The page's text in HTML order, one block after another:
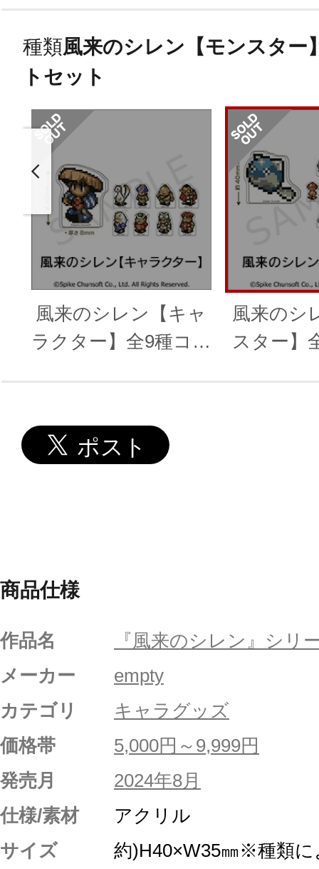
種類風来のシレン【モンスター
トセット
風来のシレン【キャ
ラクター】全9種コン
風来のシ
スター】
商品仕様
作品名
『風来のシレン』シリ
メーカー
empty
カテゴリ
キャラグッズ
価格帯
5,000円～9,999円
発売月
2024年8月
仕様/素材
アクリル
サイズ
約)H40×W35㎜※種類